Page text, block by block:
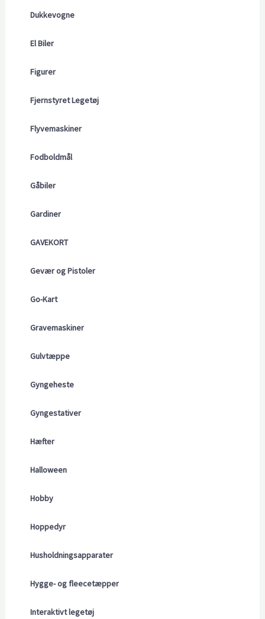
Dukkevogne
El Biler
Figurer
Fjernstyret Legetøj
Flyvemaskiner
Fodboldmål
Gåbiler
Gardiner
GAVEKORT
Gevær og Pistoler
Go-Kart
Gravemaskiner
Gulvtæppe
Gyngeheste
Gyngestativer
Hæfter
Halloween
Hobby
Hoppedyr
Husholdningsapparater
Hygge- og fleecetæpper
Interaktivt legetøj